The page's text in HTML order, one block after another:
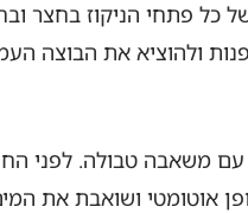
פתחי הניקוז בחצר
ולהוציא את הבוצה
עם משאבה טבולה. לפני
אוטומטי ושואבת את